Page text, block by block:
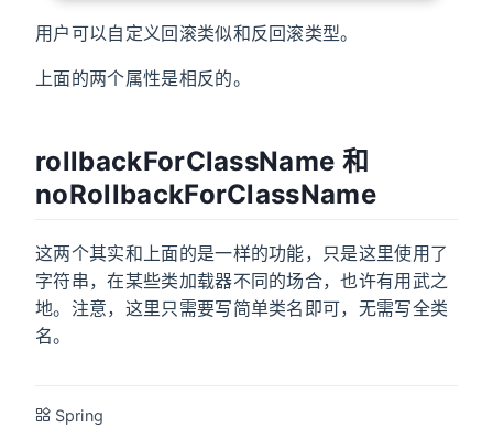
用户可以自定义回滚类似和反回滚类型。
上面的两个属性是相反的。
rollbackForClassName 和
noRollbackForClassName
这两个其实和上面的是一样的功能，只是这里使用了
字符串，在某些类加载器不同的场合，也许有用武之
地。注意，这里只需要写简单类名即可，无需写全类
名。
Spring